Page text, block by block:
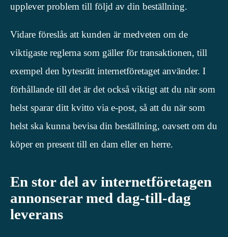
upplever problem till följd av din beställning.
Vidare föreslås att kunden är medveten om de
viktigaste reglerna som gäller för transaktionen, till
exempel den bytesrätt internetföretaget använder. I
förhållande till det är det också viktigt att du när som
helst sparar ditt kvitto via e-post, så att du när som
helst ska kunna bevisa din beställning, oavsett om du
köper en present till en dam eller en herre.
En stor del av internetföretagen
annonserar med dag-till-dag
leverans